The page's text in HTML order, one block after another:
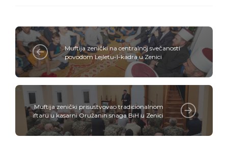
Muftija zenički na centralnoj svečanosti
povodom Lejletu-l-kadra u Zenici
Muftija zenički prisustvovao tradicionalnom
iftaru u kasarni Oružanih snaga BiH u Zenici